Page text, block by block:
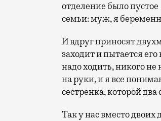
отделение было
семьи: муж, я
И вдруг приносят
заходит и пытается
надо ходить, никого не
на руки, и я все
сестренка, которой два
Так у нас вместо двоих